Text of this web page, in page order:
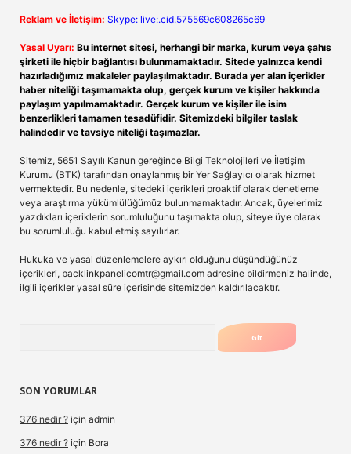
Reklam ve İletişim: Skype: live:.cid.575569c608265c69
Yasal Uyarı: Bu internet sitesi, herhangi bir marka, kurum veya şahıs
şirketi ile hiçbir bağlantısı bulunmamaktadır. Sitede yalnızca kendi
hazırladığımız makaleler paylaşılmaktadır. Burada yer alan içerikler
haber niteliği taşımamakta olup, gerçek kurum ve kişiler hakkında
paylaşım yapılmamaktadır. Gerçek kurum ve kişiler ile isim
benzerlikleri tamamen tesadüfidir. Sitemizdeki bilgiler taslak
halindedir ve tavsiye niteliği taşımazlar.
Sitemiz, 5651 Sayılı Kanun gereğince Bilgi Teknolojileri ve İletişim
Kurumu (BTK) tarafından onaylanmış bir Yer Sağlayıcı olarak hizmet
vermektedir. Bu nedenle, sitedeki içerikleri proaktif olarak denetleme
veya araştırma yükümlülüğümüz bulunmamaktadır. Ancak, üyelerimiz
yazdıkları içeriklerin sorumluluğunu taşımakta olup, siteye üye olarak
bu sorumluluğu kabul etmiş sayılırlar.
Hukuka ve yasal düzenlemelere aykırı olduğunu düşündüğünüz
içerikleri, backlinkpanelicomtr@gmail.com adresine bildirmeniz halinde,
ilgili içerikler yasal süre içerisinde sitemizden kaldırılacaktır.
SON YORUMLAR
376 nedir ? için admin
376 nedir ? için Bora